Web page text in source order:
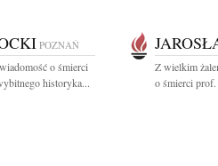
POZNAŃ
o śmierci
historyka...
Z wielkim
o śmierci